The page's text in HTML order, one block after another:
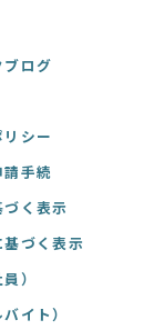
ログ
シー
手続
く表示
づく表示
）
イト）